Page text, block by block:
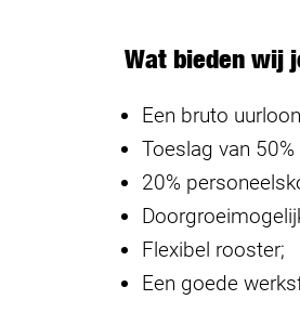
Wat bieden wij
Een bruto
Toeslag van
20%
Flexibel rooster;
Een goede